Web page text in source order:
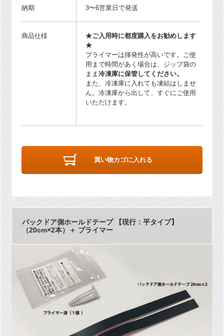
納期 3〜6営業日で発送
商品仕様
★ご入用時に都度購入をお勧めします
★
プライマーは揮発性が高いです。ご使
用まで時間があく場合は、ジップ袋の
まま 冷凍庫に保管してください。
また、冷凍庫に入れても凍結はしませ
ん。冷凍庫から出して、すぐにご使用
いただけます。
買い物カゴに入れる
バックドア側ホールドテープ 【現行：平タイプ】
（20cm×2本）＋ プライマー